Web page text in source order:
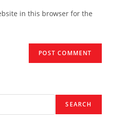
in this browser for the
SEARCH